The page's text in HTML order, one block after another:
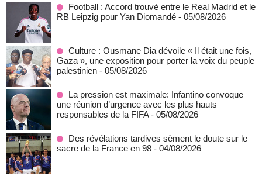
Football : Accord trouvé entre le Real Madrid et le
RB Leipzig pour Yan Diomandé - 05/08/2026
Culture : Ousmane Dia dévoile « Il était une fois,
Gaza », une exposition pour porter la voix du peuple
palestinien - 05/08/2026
La pression est maximale: Infantino convoque
une réunion d’urgence avec les plus hauts
responsables de la FIFA - 05/08/2026
Des révélations tardives sèment le doute sur le
sacre de la France en 98 - 04/08/2026